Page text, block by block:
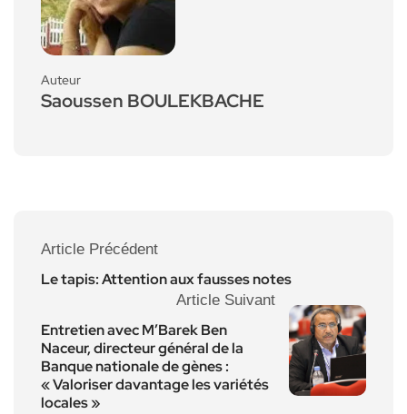
Auteur
Saoussen BOULEKBACHE
Article Précédent
Le tapis: Attention aux fausses notes
Article Suivant
Entretien avec M’Barek Ben
Naceur, directeur général de la
Banque nationale de gènes :
« Valoriser davantage les variétés
locales »